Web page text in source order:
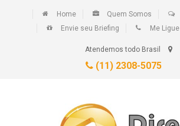
Home Quem Somos
Envie seu Briefing
Me Ligue
Atendemos todo Brasil
(11) 2308-5075